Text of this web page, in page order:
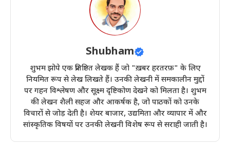
Shubham
शुभम झोपे एक प्रतिष्ठित लेखक हैं जो "ख़बर हरतरफ़" के लिए
नियमित रूप से लेख लिखते हैं। उनकी लेखनी में समकालीन मुद्दों
पर गहन विश्लेषण और सूक्ष्म दृष्टिकोण देखने को मिलता है। शुभम
की लेखन शैली सहज और आकर्षक है, जो पाठकों को उनके
विचारों से जोड़ देती है। शेयर बाजार, उद्यमिता और व्यापार में और
सांस्कृतिक विषयों पर उनकी लेखनी विशेष रूप से सराही जाती है।